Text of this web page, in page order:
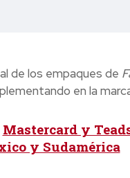
de los empaques de
en la
Mastercard y
y Sudamérica